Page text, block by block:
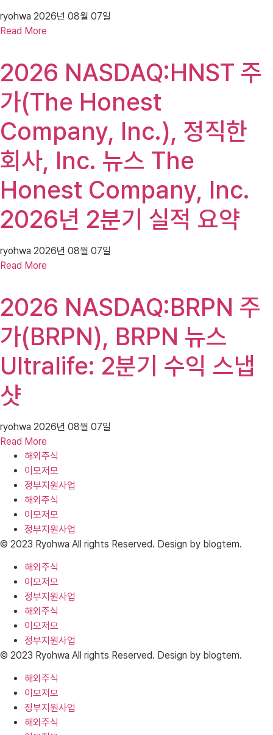
ryohwa 2026년 08월 07일
Read More
2026 NASDAQ:HNST 주
가(The Honest
Company, Inc.), 정직한
회사, Inc. 뉴스 The
Honest Company, Inc.
2026년 2분기 실적 요약
ryohwa 2026년 08월 07일
Read More
2026 NASDAQ:BRPN 주
가(BRPN), BRPN 뉴스
Ultralife: 2분기 수익 스냅
샷
ryohwa 2026년 08월 07일
Read More
해외주식
이모저모
정부지원사업
해외주식
이모저모
정부지원사업
© 2023 Ryohwa All rights Reserved. Design by blogtem.
해외주식
이모저모
정부지원사업
해외주식
이모저모
정부지원사업
© 2023 Ryohwa All rights Reserved. Design by blogtem.
해외주식
이모저모
정부지원사업
해외주식